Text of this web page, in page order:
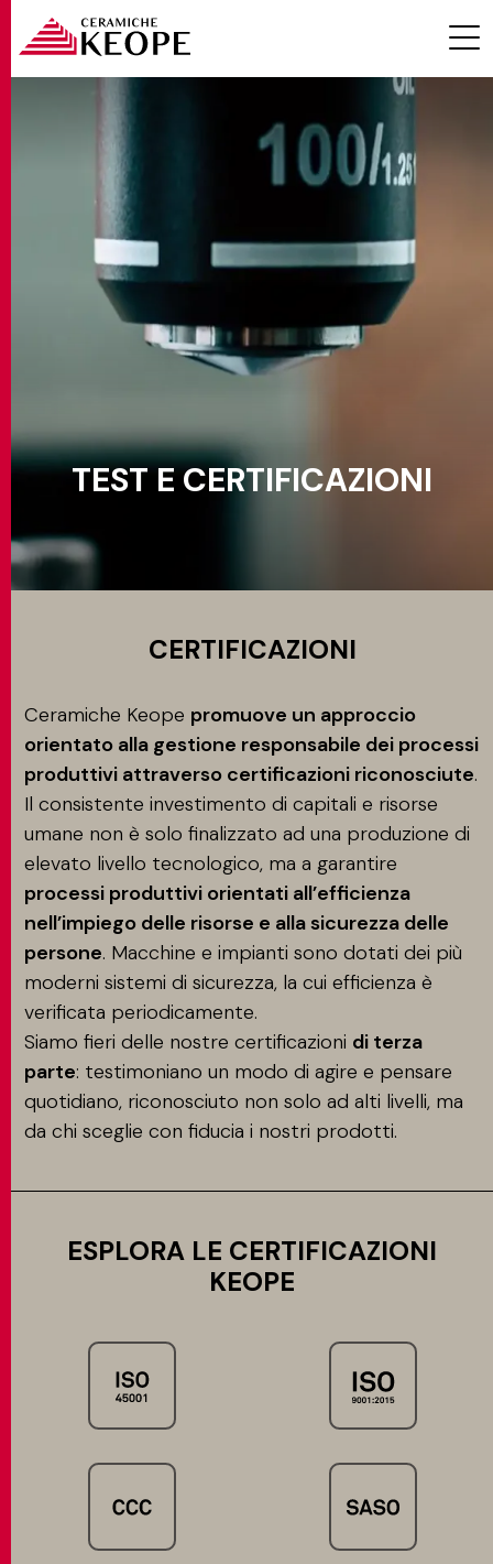
PROGETTI
EVENTI
CONTATTI
CERCA
AREA RISERVATA
TEST E CERTIFICAZIONI
CERTIFICAZIONI
Ceramiche Keope promuove un approccio
orientato alla gestione responsabile dei processi
produttivi attraverso certificazioni riconosciute.
Il consistente investimento di capitali e risorse
umane non è solo finalizzato ad una produzione di
elevato livello tecnologico, ma a garantire
processi produttivi orientati all’efficienza
nell’impiego delle risorse e alla sicurezza delle
persone. Macchine e impianti sono dotati dei più
moderni sistemi di sicurezza, la cui efficienza è
verificata periodicamente.
Siamo fieri delle nostre certificazioni di terza
parte: testimoniano un modo di agire e pensare
quotidiano, riconosciuto non solo ad alti livelli, ma
da chi sceglie con fiducia i nostri prodotti.
ESPLORA LE CERTIFICAZIONI
KEOPE